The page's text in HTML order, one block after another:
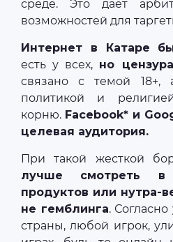
среде. Это дает
возможностей для
Интернет в Катаре
есть у всех, но
связано с темой 18+,
политикой и
корню. Facebook* и
целевая аудитория.
При такой жесткой
лучше смотреть в
продуктов или нутра-
не гемблинга.
страны, любой игрок,